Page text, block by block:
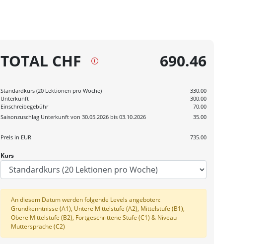
TOTAL CHF 690.46
Standardkurs (20 Lektionen pro Woche)
330.00
Unterkunft
300.00
Einschreibegebühr
70.00
Saisonzuschlag Unterkunft von 30.05.2026 bis 03.10.2026
35.00
Preis in EUR 735.00
Kurs
An diesem Datum werden folgende Levels angeboten:
Grundkenntnisse (A1), Untere Mittelstufe (A2), Mittelstufe (B1),
Obere Mittelstufe (B2), Fortgeschrittene Stufe (C1) & Niveau
Muttersprache (C2)